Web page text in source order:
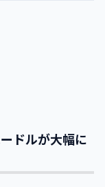
ドルが大幅に